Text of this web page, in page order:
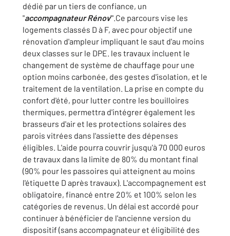
dédié par un tiers de confiance, un
"accompagnateur Rénov'".Ce parcours vise les
logements classés D à F, avec pour objectif une
rénovation d'ampleur impliquant le saut d'au moins
deux classes sur le DPE. les travaux incluent le
changement de système de chauffage pour une
option moins carbonée, des gestes d'isolation, et le
traitement de la ventilation. La prise en compte du
confort d'été, pour lutter contre les bouilloires
thermiques, permettra d'intégrer également les
brasseurs d'air et les protections solaires des
parois vitrées dans l'assiette des dépenses
éligibles. L'aide pourra couvrir jusqu'à 70 000 euros
de travaux dans la limite de 80% du montant final
(90% pour les passoires qui atteignent au moins
l'étiquette D après travaux). L'accompagnement est
obligatoire, financé entre 20% et 100% selon les
catégories de revenus. Un délai est accordé pour
continuer à bénéficier de l'ancienne version du
dispositif (sans accompagnateur et éligibilité des